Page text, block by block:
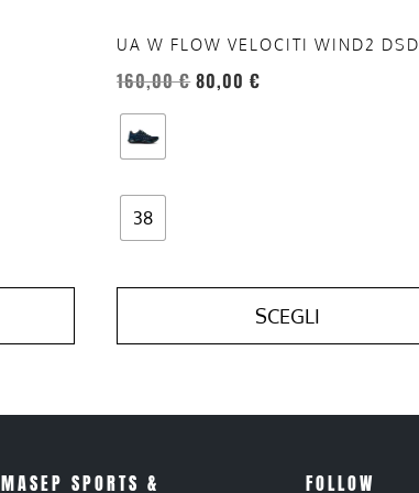
UA W FLOW VELOCITI WIND2 DSD
160,00€ 80,00€
38
SCEGLI
del
prodotto
MASEP SPORTS & FOLLOW